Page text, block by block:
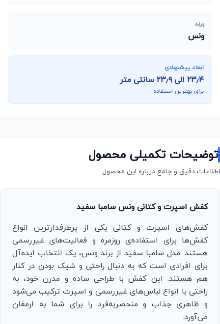
برند
ونس
ابعاد پیشنهادی
۲۳٫۴ الی۲۳٫۹سانتی متر
برای بهترین استفاده
توضیحات تکمیلی محصول
اطلاعات دقیق و جامع درباره این محصول
کفش اسپرت و کتانی ونس سامبا سفید
کفش‌های اسپرت و کتانی یکی از پرطرفدارترین انواع
کفش‌ها برای استفاده‌ی روزمره و فعالیت‌های غیررسمی
هستند. مدل سامبا سفید از برند ونس، یک انتخاب ایده‌آل
برای افرادی است که به دنبال راحتی و شیک بودن در کنار
هم هستند. این کفش با طراحی ساده و مدرن خود، به
راحتی با انواع لباس‌های غیررسمی و اسپرت ترکیب می‌شود
و ظاهری جذاب و منحصربه‌فرد را برای شما به ارمغان
می‌آورد.